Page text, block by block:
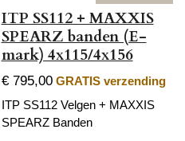
ITP SS112 + MAXXIS
SPEARZ banden (E-
mark) 4x115/4x156
€ 795,00 GRATIS verzending
ITP SS112 Velgen + MAXXIS
SPEARZ Banden